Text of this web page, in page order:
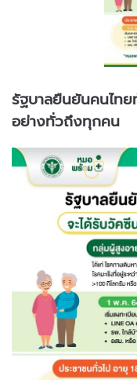
รัฐบาลยืนยันคนไทย
อย่างทั่วถึงทุกคน